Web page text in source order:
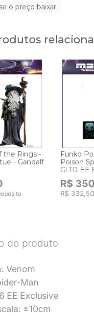
o preço baixar
the Rings -
- Gandalf
Funko
Poison
GITD EE
R$
R$ 332,50
do produto
Venom
Man
EE Exclusive
±10cm